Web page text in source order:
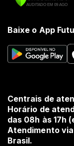
Baixe o App
Centrais de
Horário de
das 08h às 17h
Atendimento
Brasil.